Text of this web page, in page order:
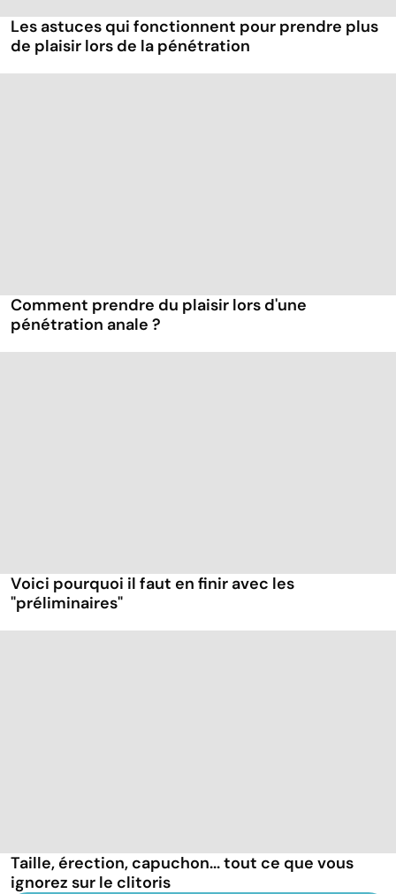
Les astuces qui fonctionnent pour prendre plus
de plaisir lors de la pénétration
Comment prendre du plaisir lors d'une
pénétration anale ?
Voici pourquoi il faut en finir avec les
"préliminaires"
Taille, érection, capuchon... tout ce que vous
ignorez sur le clitoris